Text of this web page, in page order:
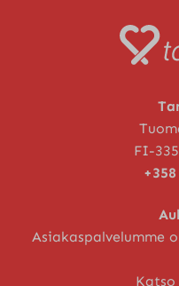
FI-
Asiakaspalvelumme